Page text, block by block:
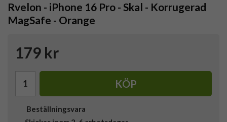
Rvelon - iPhone 16 Pro - Skal - Korrugerad
MagSafe - Orange
179 kr
KÖP
Beställningsvara